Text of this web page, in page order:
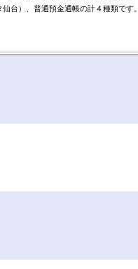
台）、普通預金通帳の計４種類です。